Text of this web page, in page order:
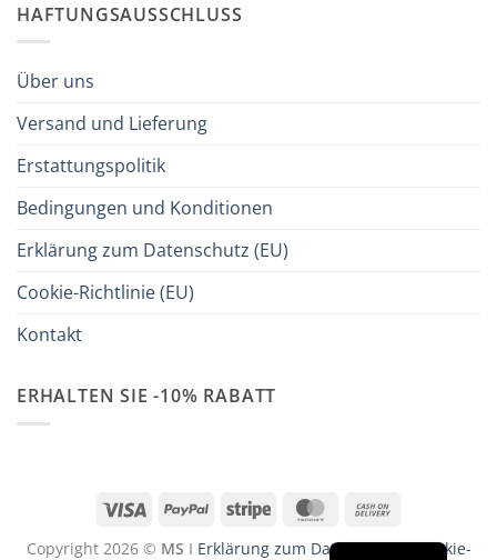
HAFTUNGSAUSSCHLUSS
Über uns
Versand und Lieferung
Erstattungspolitik
Bedingungen und Konditionen
Erklärung zum Datenschutz (EU)
Cookie-Richtlinie (EU)
Kontakt
ERHALTEN SIE -10% RABATT
Visa PayPal Stripe MasterCard
Copyright 2026 © MS I Erklärung zum DatenschutzICookie-